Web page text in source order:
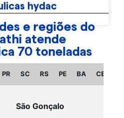
hydac
e regiões do
atende
70 toneladas
PR SC RS PE BA CE
São Gonçalo